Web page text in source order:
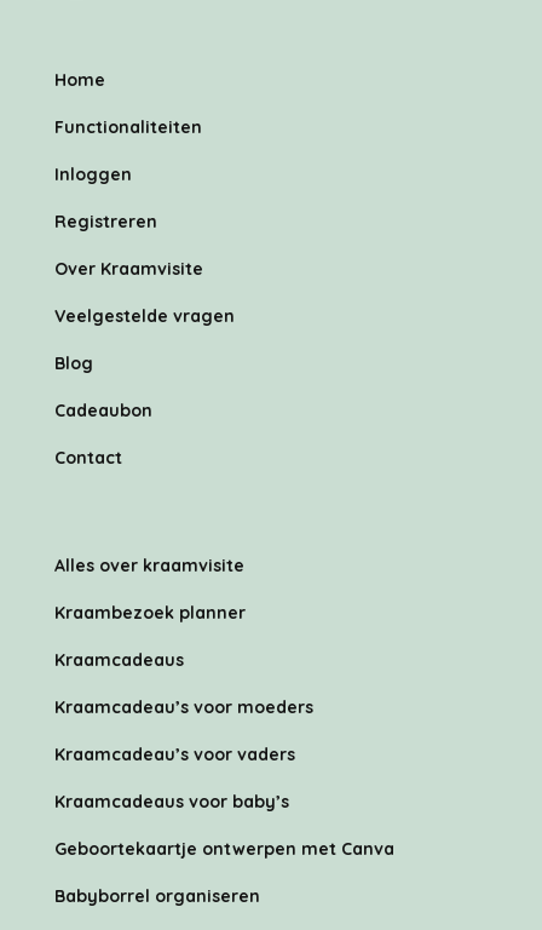
Home
Functionaliteiten
Inloggen
Registreren
Over Kraamvisite
Veelgestelde vragen
Blog
Cadeaubon
Contact
Alles over kraamvisite
Kraambezoek planner
Kraamcadeaus
Kraamcadeau’s voor moeders
Kraamcadeau’s voor vaders
Kraamcadeaus voor baby’s
Geboortekaartje ontwerpen met Canva
Babyborrel organiseren